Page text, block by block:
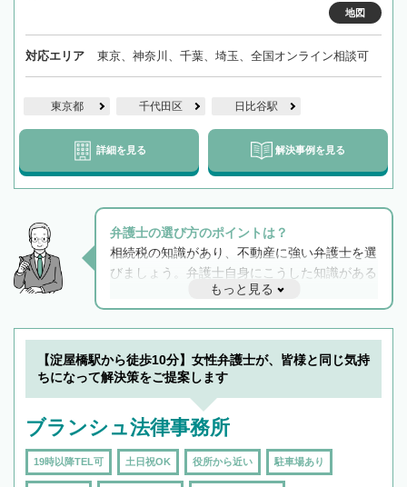
地図
対応エリア 東京、神奈川、千葉、埼玉、全国オンライン相談可
東京都 千代田区 日比谷駅
詳細を見る 解決事例を見る
弁護士の選び方のポイントは？
相続税の知識があり、不動産に強い弁護士を選
びましょう。弁護士自身にこうした知識がある
と他士業との連携もスムーズに進み、トラブル
解決のみならず相続をトータルで任せることが
できます。また、相続は感情がからむ分野なの
でフィーリングも重要です。実際に電話や面談
で複数の弁護士と会話をしてウマが合う方に依
もっと見る
【淀屋橋駅から徒歩10分】女性弁護士が、皆様と同じ気持
ちになって解決策をご提案します
ブランシュ法律事務所
19時以降TEL可 土日祝OK 役所から近い 駐車場あり